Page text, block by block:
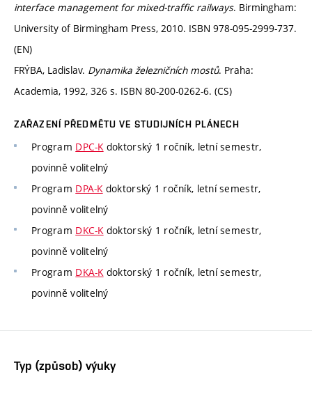
interface management for mixed-traffic railways. Birmingham:
University of Birmingham Press, 2010. ISBN 978-095-2999-737.
(EN)
FRÝBA, Ladislav. Dynamika železničních mostů. Praha:
Academia, 1992, 326 s. ISBN 80-200-0262-6. (CS)
ZAŘAZENÍ PŘEDMĚTU VE STUDIJNÍCH PLÁNECH
Program DPC-Kdoktorský 1 ročník, letní semestr,
povinně volitelný
Program DPA-Kdoktorský 1 ročník, letní semestr,
povinně volitelný
Program DKC-Kdoktorský 1 ročník, letní semestr,
povinně volitelný
Program DKA-Kdoktorský 1 ročník, letní semestr,
povinně volitelný
Typ (způsob) výuky